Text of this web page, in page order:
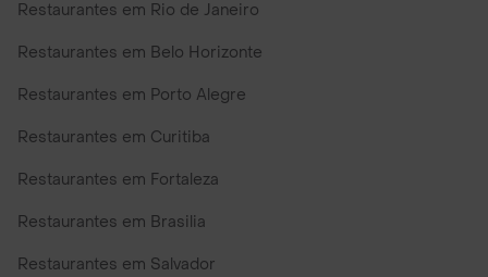
Restaurantes em Rio de Janeiro
Restaurantes em Belo Horizonte
Restaurantes em Porto Alegre
Restaurantes em Curitiba
Restaurantes em Fortaleza
Restaurantes em Brasilia
Restaurantes em Salvador